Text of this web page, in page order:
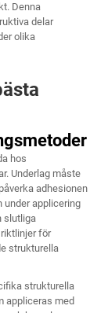
Denna
delar
olika
hos
Underlag måste
adhesionen
under applicering
slutliga
för
strukturella
strukturella
appliceras med